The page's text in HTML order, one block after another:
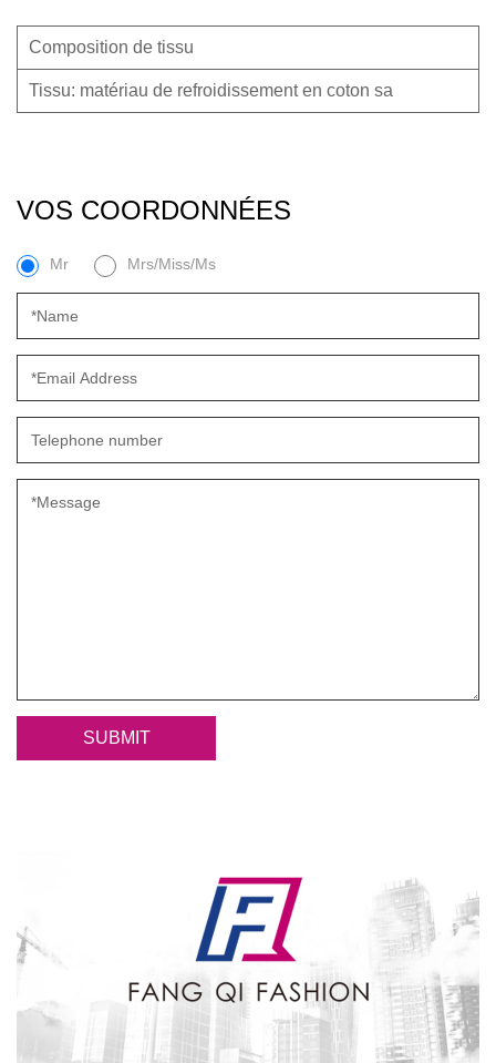
Composition de tissu
Tissu: matériau de refroidissement en coton sa
VOS COORDONNÉES
Mr Mrs/Miss/Ms